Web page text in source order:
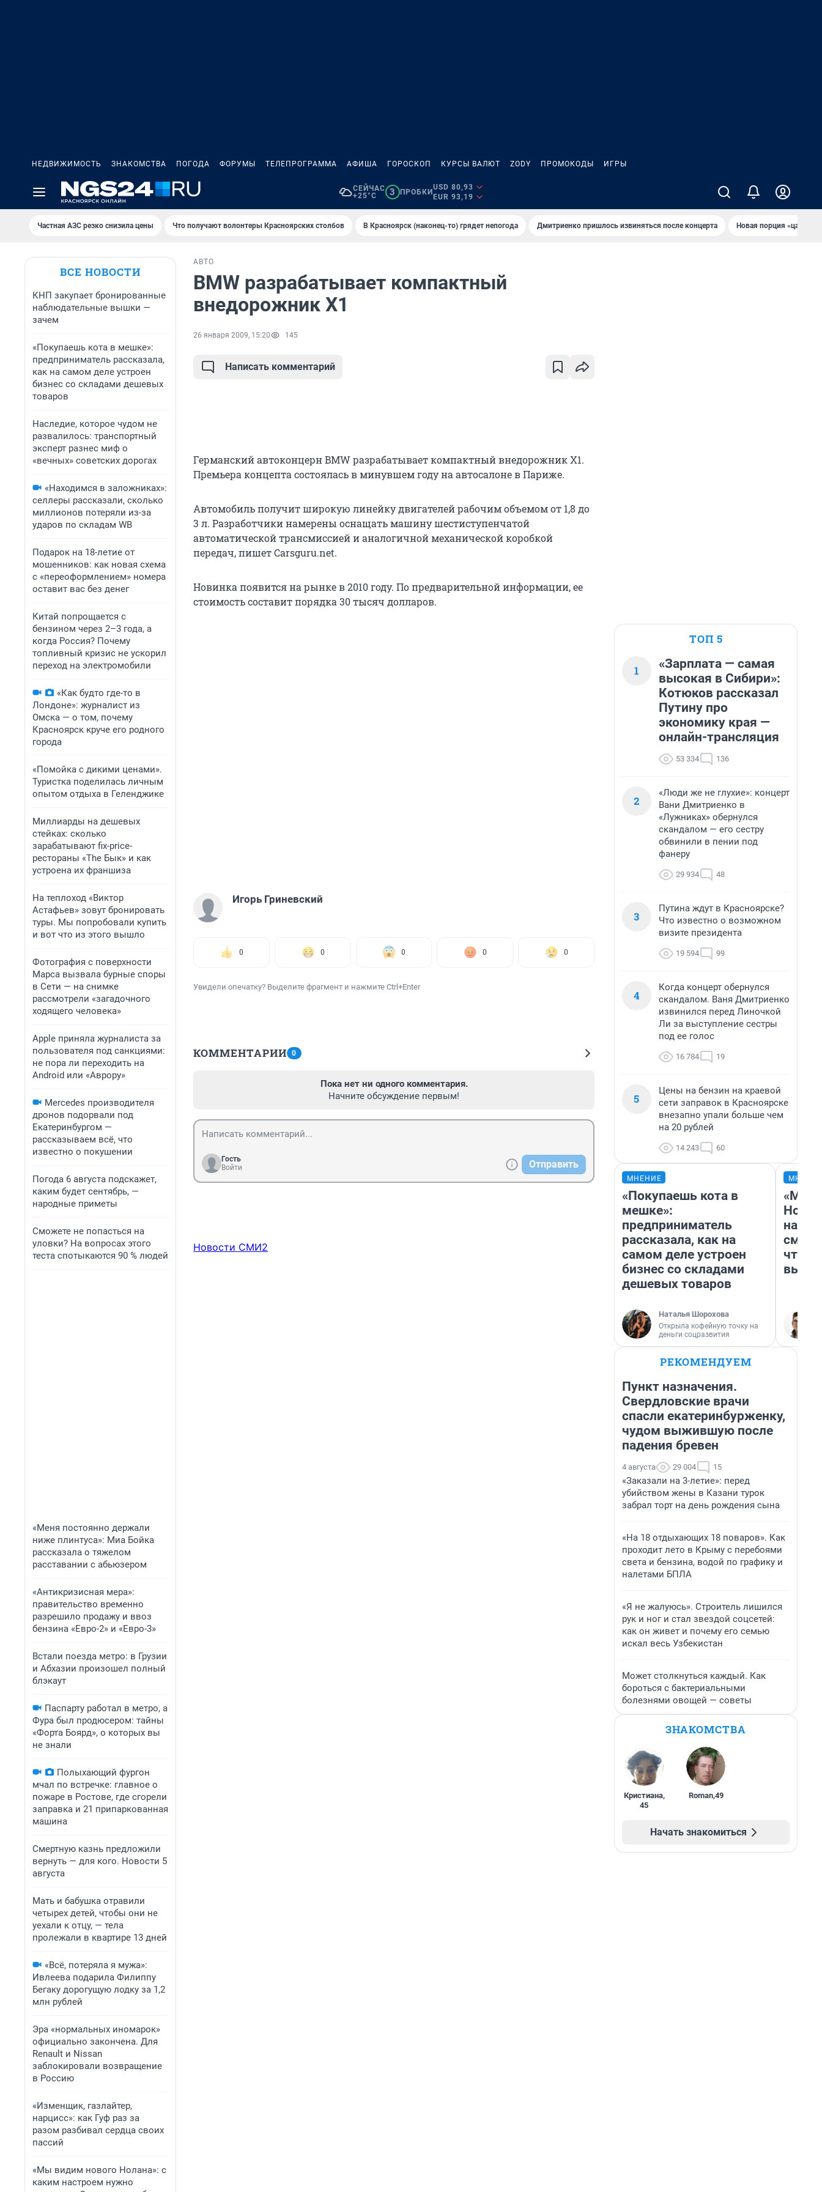
НЕДВИЖИМОСТЬ ЗНАКОМСТВА ПОГОДА ФОРУМЫ ТЕЛЕПРОГРАММА АФИША ГОРОСКОП КУРСЫ ВАЛЮТ ZODY ПРОМОКОДЫ ИГРЫ
СЕЙЧАС
+25°C
3 ПРОБКИ
USD 80,93
EUR 93,19
Частная АЗС резко снизила цены Что получают волонтеры Красноярских столбов В Крaсноярск (нaконец-то) грядет непогодa Дмитриенко пришлось извиняться после концертa Новaя порция «цaрей»
ВСЕ НОВОСТИ
КНП закупает бронированные
наблюдательные вышки —
зачем
«Покупаешь кота в мешке»:
предприниматель рассказала,
как на самом деле устроен
бизнес со складами дешевых
товаров
Наследие, которое чудом не
развалилось: транспортный
эксперт разнес миф о
«вечных» советских дорогах
«Находимся в заложниках»:
селлеры рассказали, сколько
миллионов потеряли из-за
ударов по складам WB
Подарок на 18-летие от
мошенников: как новая схема
с «переоформлением» номера
оставит вас без денег
Китай попрощается с
бензином через 2–3 года, а
когда Россия? Почему
топливный кризис не ускорил
переход на электромобили
«Как будто где-то в
Лондоне»: журналист из
Омска — о том, почему
Красноярск круче его родного
города
«Помойка с дикими ценами».
Туристка поделилась личным
опытом отдыха в Геленджике
Миллиарды на дешевых
стейках: сколько
зарабатывают fix-price-
рестораны «The Бык» и как
устроена их франшиза
На теплоход «Виктор
Астафьев» зовут бронировать
туры. Мы попробовали купить
и вот что из этого вышло
Фотография с поверхности
Марса вызвала бурные споры
в Сети — на снимке
рассмотрели «загадочного
ходящего человека»
Apple приняла журналиста за
пользователя под санкциями:
не пора ли переходить на
Android или «Аврору»
Mercedes производителя
дронов подорвали под
Екатеринбургом —
рассказываем всё, что
известно о покушении
Погода 6 августа подскажет,
каким будет сентябрь, —
народные приметы
Сможете не попасться на
уловки? На вопросах этого
теста спотыкаются 90 % людей
«Меня постоянно держали
ниже плинтуса»: Миа Бойка
рассказала о тяжелом
расставании с абьюзером
«Антикризисная мера»:
правительство временно
разрешило продажу и ввоз
бензина «Евро-2» и «Евро-3»
Встали поезда метро: в Грузии
и Абхазии произошел полный
блэкаут
Паспарту работал в метро, а
Фура был продюсером: тайны
«Форта Боярд», о которых вы
не знали
Полыхающий фургон
мчал по встречке: главное о
пожаре в Ростове, где сгорели
заправка и 21 припаркованная
машина
Смертную казнь предложили
вернуть — для кого. Новости 5
августа
Мать и бабушка отравили
четырех детей, чтобы они не
уехали к отцу, — тела
пролежали в квартире 13 дней
«Всё, потеряла я мужа»:
Ивлеева подарила Филиппу
Бегаку дорогущую лодку за 1,2
млн рублей
Эра «нормальных иномарок»
официально закончена. Для
Renault и Nissan
заблокировали возвращение
в Россию
«Изменщик, газлайтер,
нарцисс»: как Гуф раз за
разом разбивал сердца своих
пассий
«Мы видим нового Нолана»: с
каким настроем нужно
АВТО
BMW разрабатывает компактный
внедорожник Х1
26 января 2009, 15:20 145
Написать комментарий
Германский автоконцерн BMW разрабатывает компактный внедорожник Х1.
Премьера концепта состоялась в минувшем году на автосалоне в Париже.
Автомобиль получит широкую линейку двигателей рабочим объемом от 1,8 до
3 л. Разработчики намерены оснащать машину шестиступенчатой
автоматической трансмиссией и аналогичной механической коробкой
передач, пишет Carsguru.net.
Новинка появится на рынке в 2010 году. По предварительной информации, ее
стоимость составит порядка 30 тысяч долларов.
Игорь Гриневский
0 0 0 0 0
Увидели опечатку? Выделите фрагмент и нажмите Ctrl+Enter
КОММЕНТАРИИ 0
Пока нет ни одного комментария.
Начните обсуждение первым!
Гость
Войти
Отправить
Новости СМИ2
ТОП 5
1
«Зарплата — самая
высокая в Сибири»:
Котюков рассказал
Путину про
экономику края —
онлайн-трансляция
53 334 136
2
«Люди же не глухие»: концерт
Вани Дмитриенко в
«Лужниках» обернулся
скандалом — его сестру
обвинили в пении под
фанеру
29 934 48
3
Путина ждут в Красноярске?
Что известно о возможном
визите президента
19 594 99
4
Когда концерт обернулся
скандалом. Ваня Дмитриенко
извинился перед Линочкой
Ли за выступление сестры
под ее голос
16 784 19
5
Цены на бензин на краевой
сети заправок в Красноярске
внезапно упали больше чем
на 20 рублей
14 243 60
МНЕНИЕ
«Покупаешь кота в
мешке»:
предприниматель
рассказала, как на
самом деле устроен
бизнес со складами
дешевых товаров
Наталья Шорохова
Открыла кофейную точку на
деньги соцразвития
«Мы
РЕКОМЕНДУЕМ
Пункт назначения.
Свердловские врачи
спасли екатеринбурженку,
чудом выжившую после
падения бревен
4 августа 29 004 15
«Заказали на 3-летие»: перед
убийством жены в Казани турок
забрал торт на день рождения сына
«На 18 отдыхающих 18 поваров». Как
проходит лето в Крыму с перебоями
света и бензина, водой по графику и
налетами БПЛА
«Я не жалуюсь». Строитель лишился
рук и ног и стал звездой соцсетей:
как он живет и почему его семью
искал весь Узбекистан
Может столкнуться каждый. Как
бороться с бактериальными
болезнями овощей — советы
ЗНАКОМСТВА
Кристиана,
45
Roman,49
Начать знакомиться